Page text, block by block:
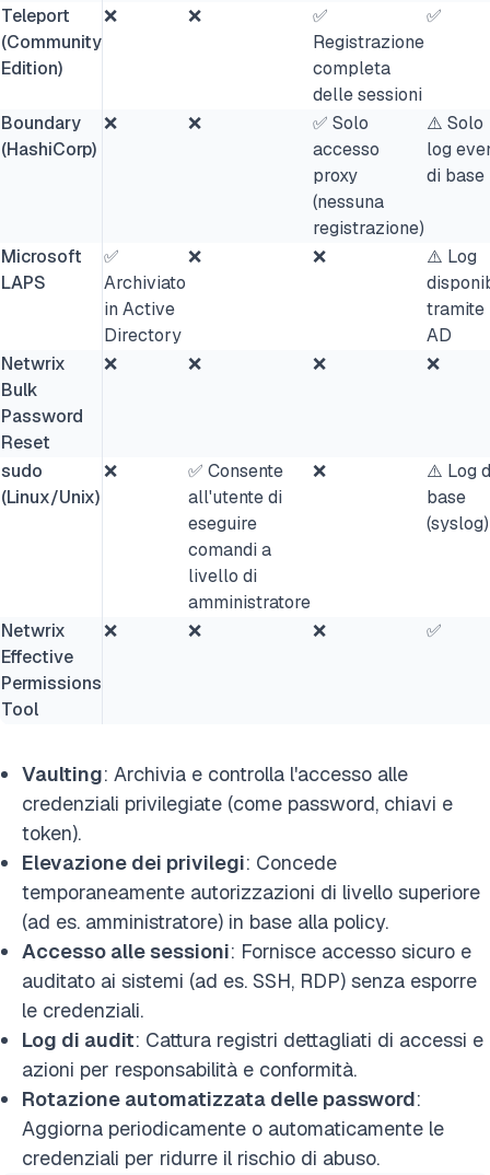
Teleport
(Community
Edition)
❌ ❌
✅
Registrazione
completa
delle sessioni
✅
Boundary
(HashiCorp)
❌ ❌
✅ Solo
accesso
proxy
(nessuna
registrazione)
⚠️ Solo
log
di base
Microsoft
LAPS
✅
Archiviato
in Active
Directory
❌ ❌
⚠️ Log
tramite
AD
Netwrix
Bulk
Password
Reset
❌ ❌ ❌ ❌
sudo
(Linux/Unix)
❌
✅ Consente
all'utente di
eseguire
comandi a
livello di
amministratore
❌
⚠️ Log
base
(syslog)
Netwrix
Effective
Permissions
Tool
❌ ❌ ❌ ✅
Vaulting: Archivia e controlla l'accesso alle
credenziali privilegiate (come password, chiavi e
token).
Elevazione dei privilegi: Concede
temporaneamente autorizzazioni di livello superiore
(ad es. amministratore) in base alla policy.
Accesso alle sessioni: Fornisce accesso sicuro e
auditato ai sistemi (ad es. SSH, RDP) senza esporre
le credenziali.
Log di audit: Cattura registri dettagliati di accessi e
azioni per responsabilità e conformità.
Rotazione automatizzata delle password:
Aggiorna periodicamente o automaticamente le
credenziali per ridurre il rischio di abuso.